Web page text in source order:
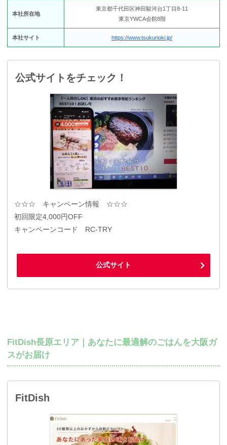
本社所在地
東京都千代田区神田駿河台1丁目8-11
東京YWCA会館8階
本社サイト https://www.tsukurioki.jp/
公式サイトをチェック！
☆☆☆ キャンペーン情報 ☆☆☆
初回限定4,000円OFF
キャンペーンコード RC-TRY
公式サイト
FitDish長原エリア｜あなたに最適解のごはんを大阪ガ
スがお届け
FitDish